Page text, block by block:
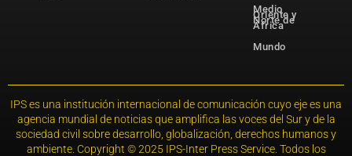
Medio
Oriente y
Norte de
África
Mundo
IPS es una institución internacional de comunicación cuyo eje es una
agencia mundial de noticias que amplifica las voces del Sur y de la
sociedad civil sobre desarrollo, globalización, derechos humanos y
ambiente. Copyright © 2025 IPS-Inter Press Service. Todos los